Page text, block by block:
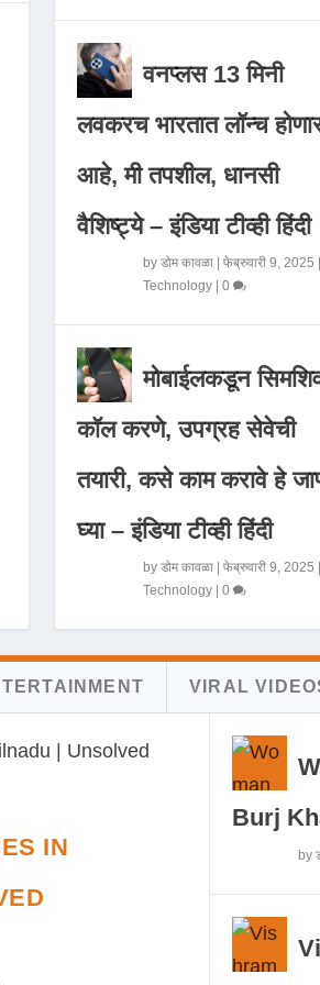
वनप्लस 13 मिनी
लवकरच भारतात लॉन्च
आहे, मी तपशील, धानसी
वैशिष्ट्ये – इंडिया टीव्ही हिंदी
by डोम कावळा| फेब्रुवारी 9, 2025
Technology| 0
मोबाईलकडून
कॉल करणे, उपग्रह सेवेची
तयारी, कसे काम करावे हे
घ्या – इंडिया टीव्ही हिंदी
by डोम कावळा| फेब्रुवारी 9, 2025
Technology| 0
VIRAL
IN
Burj
by